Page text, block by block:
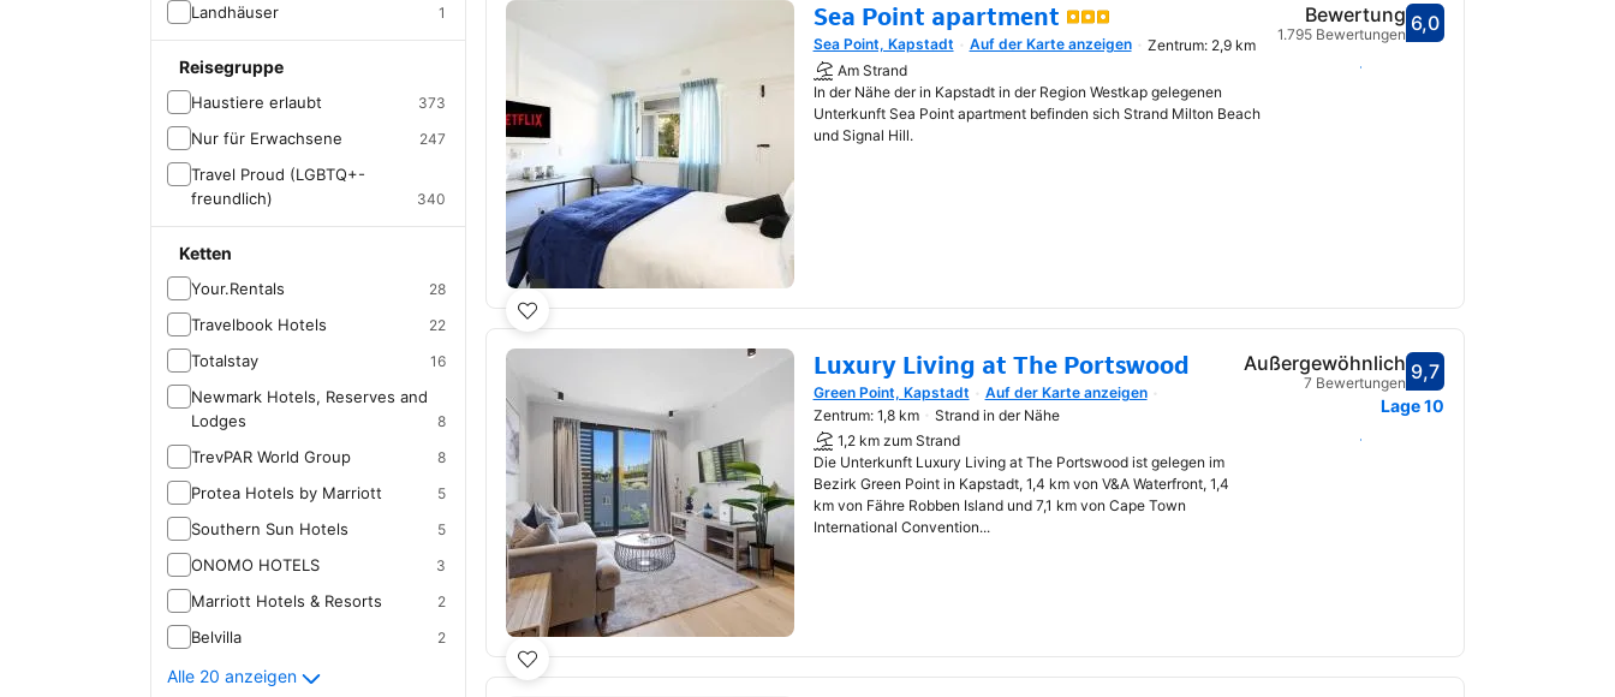
Landhäuser 1
Reisegruppe
Haustiere erlaubt 373
Nur für Erwachsene 247
Travel Proud (LGBTQ+-
freundlich)
340
Ketten
Your.Rentals 28
Travelbook Hotels 22
Totalstay 16
Newmark Hotels, Reserves and
Lodges
8
TrevPAR World Group 8
Protea Hotels by Marriott 5
Southern Sun Hotels 5
ONOMO HOTELS 3
Marriott Hotels & Resorts 2
Belvilla 2
Alle 20 anzeigen
Sea Point apartment
Wird in neuem Fenster geöffnet
Sea Point, Kapstadt Auf der Karte anzeigen
Zentrum: 2,9 km
Am Strand
In der Nähe der in Kapstadt in der Region Westkap gelegenen
Unterkunft Sea Point apartment befinden sich Strand Milton Beach
und Signal Hill.
Bewertet mit 6,0
6,0
Bewertung
1.795 Bewertungen
Daten auswählen
Luxury Living at The Portswood
Wird in neuem Fenster geöffnet
Green Point, Kapstadt
Auf der Karte anzeigen
Zentrum: 1,8 km
Strand in der Nähe
1,2 km zum Strand
Die Unterkunft Luxury Living at The Portswood ist gelegen im
Bezirk Green Point in Kapstadt, 1,4 km von V&A Waterfront, 1,4
km von Fähre Robben Island und 7,1 km von Cape Town
International Convention...
Bewertet mit 9,7
9,7
Außergewöhnlich
7 Bewertungen
Lage10
Daten auswählen